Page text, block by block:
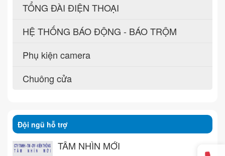
TỔNG ĐÀI ĐIỆN THOẠI
HỆ THỐNG BÁO ĐỘNG - BÁO TRỘM
Phụ kiện camera
Chuông cửa
Đội ngũ hỗ trợ
TẦM NHÌN MỚI